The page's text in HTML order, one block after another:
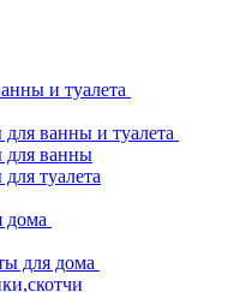
и туалета
для ванны и туалета
для ванны
туалета
дома
для дома